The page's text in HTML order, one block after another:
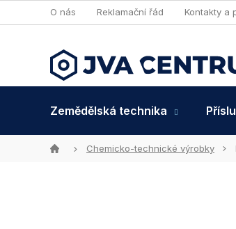
na
O nás Reklamační řád Kontakty a
Zemědělská technika
DomůChemicko-technické výrobky